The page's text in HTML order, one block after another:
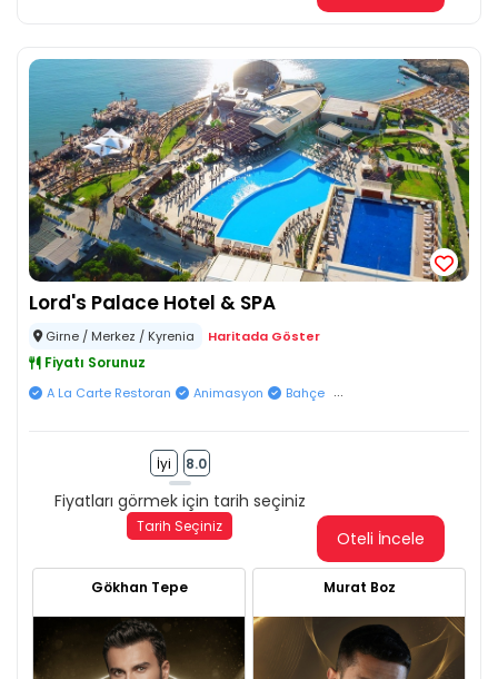
Lord's Palace Hotel & SPA
Girne / Merkez / Kyrenia Haritada Göster
Fiyatı Sorunuz
A La Carte Restoran Animasyon Bahçe ...
İyi 8.0
Fiyatları görmek için tarih seçiniz
Tarih Seçiniz
Oteli İncele
Gökhan Tepe Murat Boz